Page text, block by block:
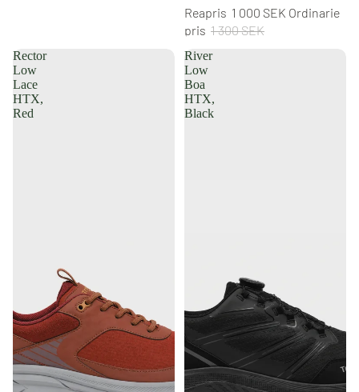
Reapris 1 000 SEK Ordinarie
pris 1 300 SEK
Rector
Low
Lace
HTX,
Red
River
Low
Boa
HTX,
Black